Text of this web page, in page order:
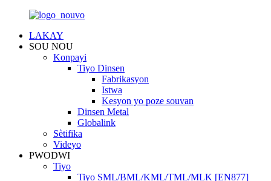
LAKAY
SOU NOU
Konpayi
Tiyo Dinsen
Fabrikasyon
Istwa
Kesyon yo poze souvan
Dinsen Metal
Globalink
Sètifika
Videyo
PWODWI
Tiyo
Tiyo SML/BML/KML/TML/MLK [EN877]